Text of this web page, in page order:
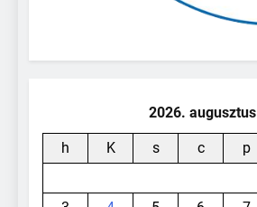
2026. augusztus
h K s c p